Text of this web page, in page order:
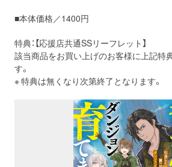
■本体価格／1400円
特典：【応援店共通SSリーフレット】
該当商品をお買い上げのお客様に上記特
す。
※ 特典は無くなり次第終了となります。